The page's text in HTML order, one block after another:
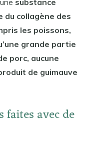
substance
du collagène des
les poissons,
grande partie
porc, aucune
de guimauve
faites avec de